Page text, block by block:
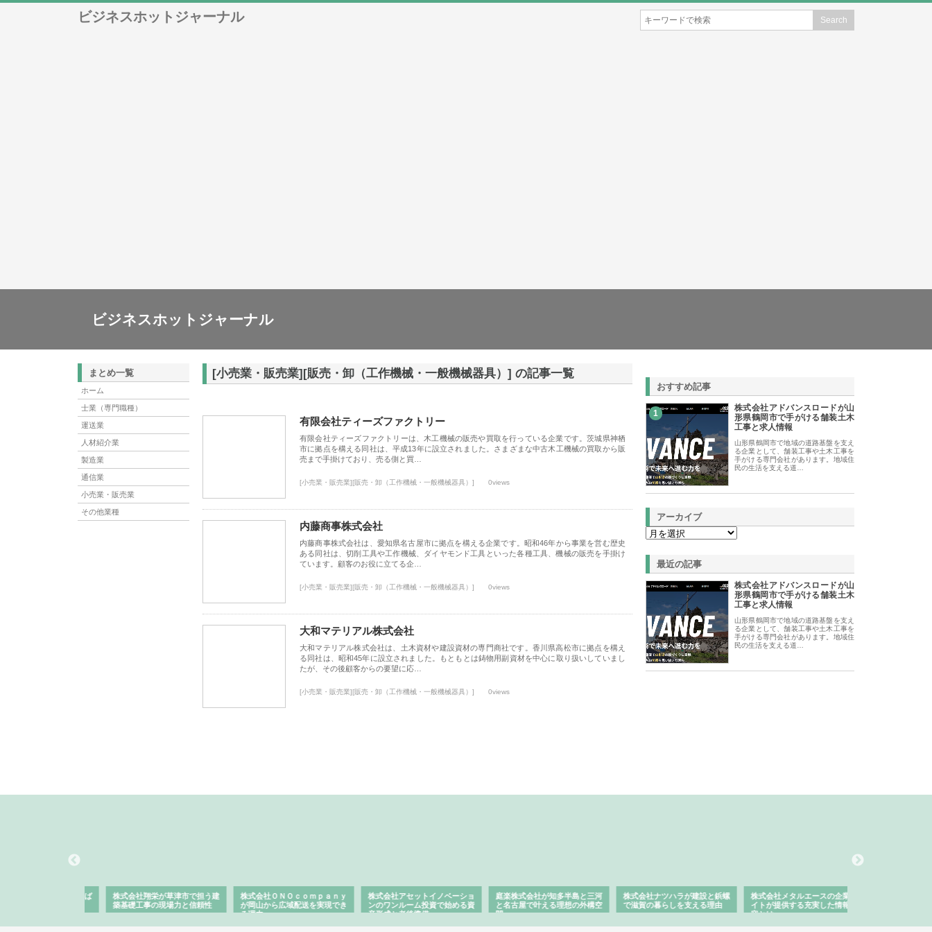
ビジネスホットジャーナル
ビジネスホットジャーナル
まとめ一覧
ホーム
士業（専門職種）
運送業
人材紹介業
製造業
通信業
小売業・販売業
その他業種
[小売業・販売業][販売・卸（工作機械・一般機械器具）] の記事一覧
有限会社ティーズファクトリー
有限会社ティーズファクトリーは、木工機械の販売や買取を行っている企業です。茨城県神栖
市に拠点を構える同社は、平成13年に設立されました。さまざまな中古木工機械の買取から販
売まで手掛けており、売る側と買…
[小売業・販売業][販売・卸（工作機械・一般機械器具）] 0views
内藤商事株式会社
内藤商事株式会社は、愛知県名古屋市に拠点を構える企業です。昭和46年から事業を営む歴史
ある同社は、切削工具や工作機械、ダイヤモンド工具といった各種工具、機械の販売を手掛け
ています。顧客のお役に立てる企…
[小売業・販売業][販売・卸（工作機械・一般機械器具）] 0views
大和マテリアル株式会社
大和マテリアル株式会社は、土木資材や建設資材の専門商社です。香川県高松市に拠点を構え
る同社は、昭和45年に設立されました。もともとは鋳物用副資材を中心に取り扱いしていまし
たが、その後顧客からの要望に応…
[小売業・販売業][販売・卸（工作機械・一般機械器具）] 0views
おすすめ記事
1
株式会社アドバンスロードが山
形県鶴岡市で手がける舗装土木
工事と求人情報
山形県鶴岡市で地域の道路基盤を支え
る企業として、舗装工事や土木工事を
手がける専門会社があります。地域住
民の生活を支える道…
アーカイブ
最近の記事
株式会社アドバンスロードが山
形県鶴岡市で手がける舗装土木
工事と求人情報
山形県鶴岡市で地域の道路基盤を支え
る企業として、舗装工事や土木工事を
手がける専門会社があります。地域住
民の生活を支える道…
株式会社翔栄が草津市で担う建
築基礎工事の現場力と信頼性
株式会社ＯＮＯｃｏｍｐａｎｙ
が岡山から広域配送を実現でき
る理由
株式会社アセットイノベーショ
ンのワンルーム投資で始める資
産形成と老後準備
庭楽株式会社が知多半島と三河
と名古屋で叶える理想の外構空
間
株式会社ナツハラが建設と鋲螺
で滋賀の暮らしを支える理由
株式会社メタルエースの企業サ
イトが提供する充実した情報内
容とは